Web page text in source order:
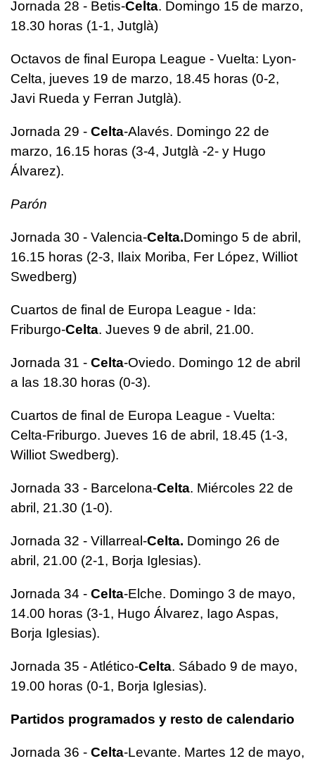
Jornada 28 - Betis-Celta. Domingo 15 de marzo,
18.30 horas (1-1, Jutglà)
Octavos de final Europa League - Vuelta: Lyon-
Celta, jueves 19 de marzo, 18.45 horas (0-2,
Javi Rueda y Ferran Jutglà).
Jornada 29 - Celta-Alavés. Domingo 22 de
marzo, 16.15 horas (3-4, Jutglà -2- y Hugo
Álvarez).
Parón
Jornada 30 - Valencia-Celta.Domingo 5 de abril,
16.15 horas (2-3, Ilaix Moriba, Fer López, Williot
Swedberg)
Cuartos de final de Europa League - Ida:
Friburgo-Celta. Jueves 9 de abril, 21.00.
Jornada 31 - Celta-Oviedo. Domingo 12 de abril
a las 18.30 horas (0-3).
Cuartos de final de Europa League - Vuelta:
Celta-Friburgo. Jueves 16 de abril, 18.45 (1-3,
Williot Swedberg).
Jornada 33 - Barcelona-Celta. Miércoles 22 de
abril, 21.30 (1-0).
Jornada 32 - Villarreal-Celta. Domingo 26 de
abril, 21.00 (2-1, Borja Iglesias).
Jornada 34 - Celta-Elche. Domingo 3 de mayo,
14.00 horas (3-1, Hugo Álvarez, Iago Aspas,
Borja Iglesias).
Jornada 35 - Atlético-Celta. Sábado 9 de mayo,
19.00 horas (0-1, Borja Iglesias).
Partidos programados y resto de calendario
Jornada 36 - Celta-Levante. Martes 12 de mayo,